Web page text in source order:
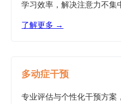
学习效率，解决注意力不集
了解更多 →
多动症干预
专业评估与个性化干预方案